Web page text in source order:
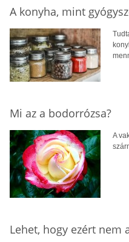
A konyha, mint
Mi az a bodorrózsa?
A
Lehet, hogy ezért nem